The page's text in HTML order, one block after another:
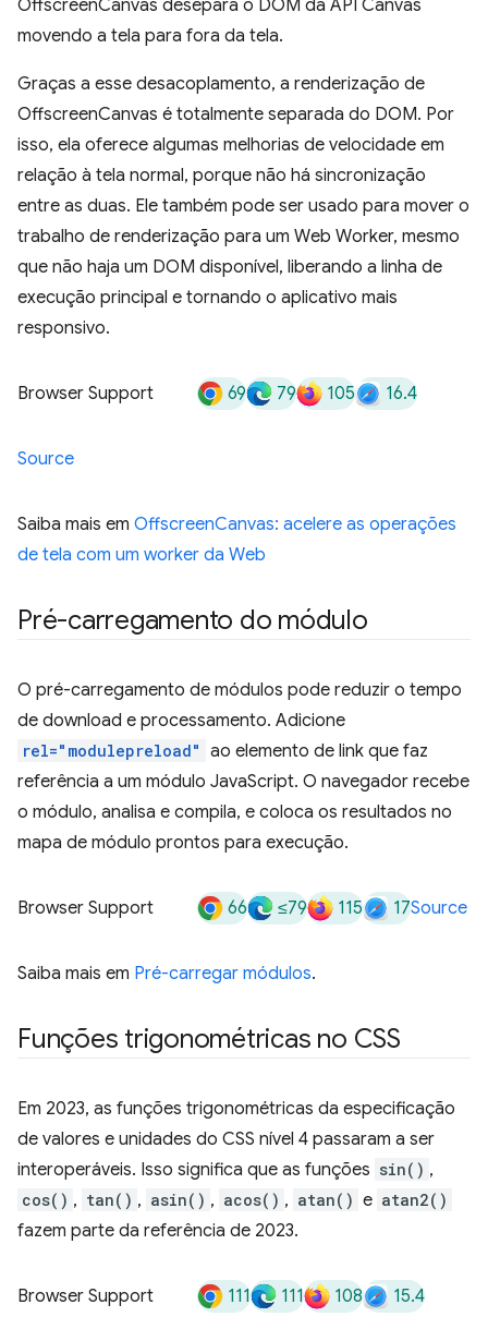
OffscreenCanvas desepara o DOM da API Canvas
movendo a tela para fora da tela.
Graças a esse desacoplamento, a renderização de
OffscreenCanvas é totalmente separada do DOM. Por
isso, ela oferece algumas melhorias de velocidade em
relação à tela normal, porque não há sincronização
entre as duas. Ele também pode ser usado para mover o
trabalho de renderização para um Web Worker, mesmo
que não haja um DOM disponível, liberando a linha de
execução principal e tornando o aplicativo mais
responsivo.
Browser Support 69 79 105 16.4
Source
Saiba mais em OffscreenCanvas: acelere as operações
de tela com um worker da Web
Pré-carregamento do módulo
O pré-carregamento de módulos pode reduzir o tempo
de download e processamento. Adicione
rel="modulepreload" ao elemento de link que faz
referência a um módulo JavaScript. O navegador recebe
o módulo, analisa e compila, e coloca os resultados no
mapa de módulo prontos para execução.
Browser Support 66 ≤79 115 17Source
Saiba mais em Pré-carregar módulos.
Funções trigonométricas no CSS
Em 2023, as funções trigonométricas da especificação
de valores e unidades do CSS nível 4 passaram a ser
interoperáveis. Isso significa que as funções sin() ,
cos() , tan() , asin() , acos() , atan() e atan2()
fazem parte da referência de 2023.
Browser Support 111 111 108 15.4